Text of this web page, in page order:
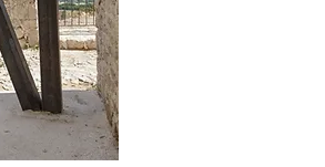
Santomauro per WOO